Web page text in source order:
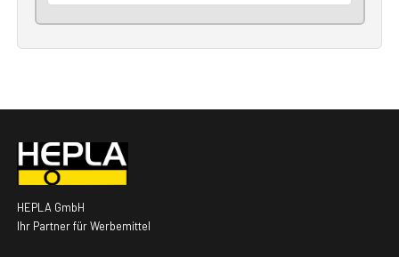
HEPLA GmbH
Ihr Partner für Werbemittel